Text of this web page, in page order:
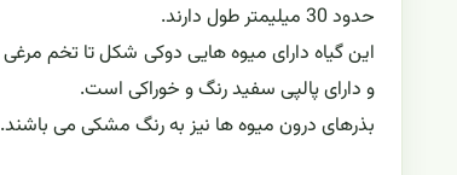
حدود 30 میلیمتر طول دارند.
و دارای پالپی سفید رنگ و خوراکی است.
بذرهای درون میوه ها نیز به رنگ مشکی می باشند.